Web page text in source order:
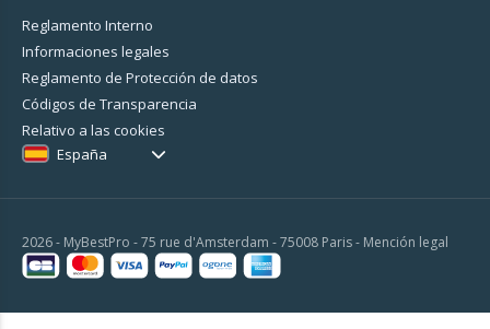
Reglamento Interno
Informaciones legales
Reglamento de Protección de datos
Códigos de Transparencia
Relativo a las cookies
España
2026 - MyBestPro - 75 rue d'Amsterdam - 75008 Paris - Mención legal